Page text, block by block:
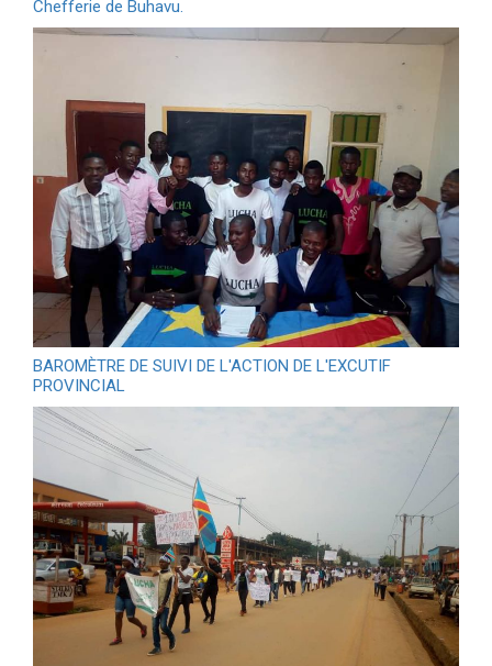
Chefferie de Buhavu.
BAROMÈTRE DE SUIVI DE L'ACTION DE L'EXCUTIF
PROVINCIAL